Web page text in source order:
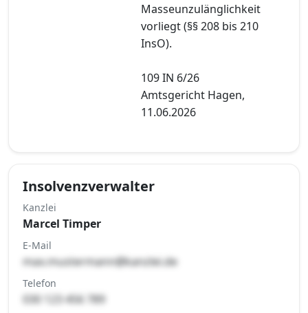
Masseunzulänglichkeit
vorliegt (§§ 208 bis 210
InsO).
109 IN 6/26
Amtsgericht Hagen,
11.06.2026
Insolvenzverwalter
Kanzlei
Marcel Timper
E-Mail
max.mustermann@kanzlei.de
Telefon
030 123 456 789